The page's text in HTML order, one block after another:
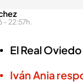
- 22:57h.
El Real
Iván Ania